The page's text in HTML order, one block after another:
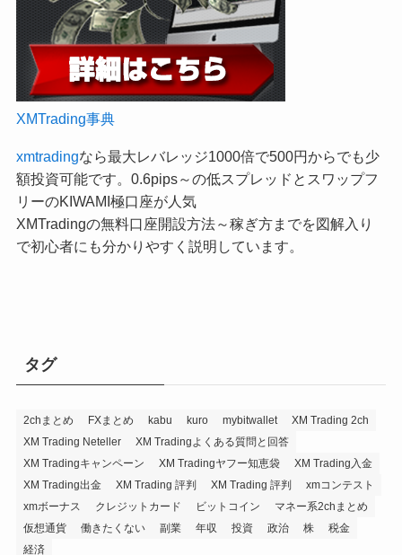
XMTrading事典
xmtradingなら最大レバレッジ1000倍で500円からでも少
額投資可能です。0.6pips～の低スプレッドとスワップフ
リーのKIWAMI極口座が人気
XMTradingの無料口座開設方法～稼ぎ方までを図解入り
で初心者にも分かりやすく説明しています。
タグ
2chまとめ FXまとめ kabu kuro mybitwallet
XM Trading 2ch
XM Trading Neteller
XM Tradingよくある質問と回答
XM Tradingキャンペーン
XM Tradingヤフー知恵袋
XM Trading入金
XM Trading出金
XM Trading 評判 XM Trading 評判
xmコンテスト
xmボーナス
クレジットカード ビットコイン
マネー系2chまとめ
仮想通貨
働きたくない 副業 年収 投資 政治 株
税金
経済